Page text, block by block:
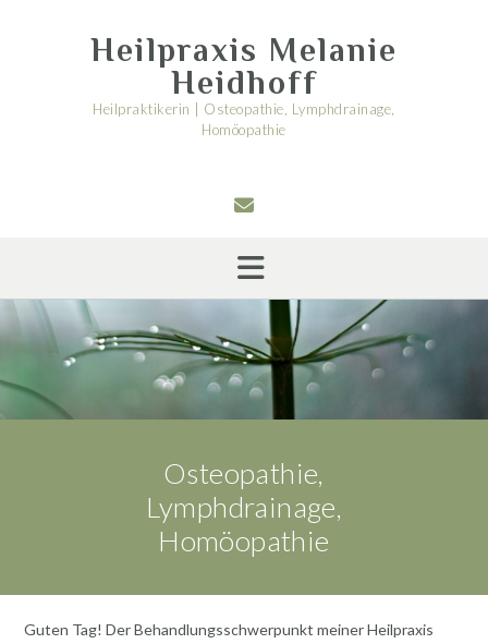
Heilpraxis Melanie
Heidhoff
Heilpraktikerin | Osteopathie, Lymphdrainage,
Homöopathie
Osteopathie,
Lymphdrainage,
Homöopathie
Guten Tag! Der Behandlungsschwerpunkt meiner Heilpraxis